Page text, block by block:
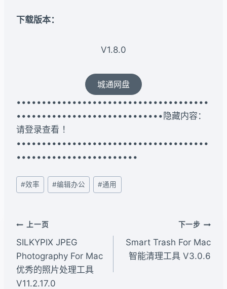
下载版本：​
V1.8.0
城通网盘
••••••••••••••••••••••••••••••••••••••
•••••••••••••••••••••••••••••隐藏内容：
请登录查看 ！
••••••••••••••••••••••••••••••••••••••
••••••••••••••••••••••••
文
章
签：
#效率 #编辑办公 #通用
文
章
导
航
上一页
SILKYPIX JPEG
Photography For Mac
优秀的照片处理工具
V11.2.17.0
下一步
Smart Trash For Mac
智能清理工具 V3.0.6